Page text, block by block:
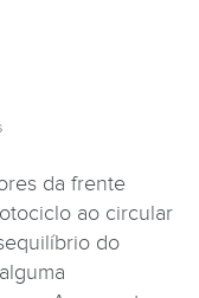
da frente
ao circular
do